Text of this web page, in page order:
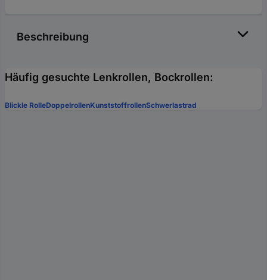
Beschreibung
Häufig gesuchte Lenkrollen, Bockrollen:
Blickle RolleDoppelrollenKunststoffrollenSchwerlastrad